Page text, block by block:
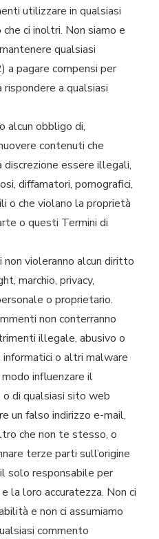
utilizzare in qualsiasi
ci inoltri. Non siamo e
qualsiasi
a pagare compensi per
a qualsiasi
alcun obbligo di,
contenuti che
essere illegali,
diffamatori, pornografici,
o che violano la proprietà
o questi Termini di
violeranno alcun diritto
marchio, privacy,
o proprietario.
non conterranno
illegale, abusivo o
informatici o altri malware
influenzare il
di qualsiasi sito web
un falso indirizzo e-mail,
che non te stesso, o
terze parti sull’origine
solo responsabile per
la loro accuratezza. Non ci
e non ci assumiamo
commento